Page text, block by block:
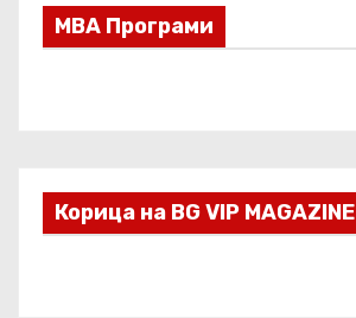
МВА Програми
Корица на BG VIP MAGAZINE